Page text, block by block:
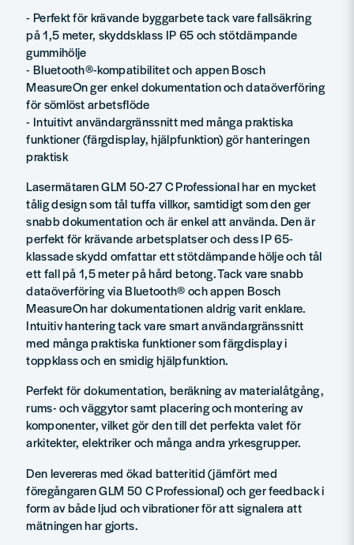
- Perfekt för krävande byggarbete tack vare fallsäkring
på 1,5 meter, skyddsklass IP 65 och stötdämpande
gummihölje
- Bluetooth®-kompatibilitet och appen Bosch
MeasureOn ger enkel dokumentation och dataöverföring
för sömlöst arbetsflöde
- Intuitivt användargränssnitt med många praktiska
funktioner (färgdisplay, hjälpfunktion) gör hanteringen
praktisk
Lasermätaren GLM 50-27 C Professional har en mycket
tålig design som tål tuffa villkor, samtidigt som den ger
snabb dokumentation och är enkel att använda. Den är
perfekt för krävande arbetsplatser och dess IP 65-
klassade skydd omfattar ett stötdämpande hölje och tål
ett fall på 1,5 meter på hård betong. Tack vare snabb
dataöverföring via Bluetooth® och appen Bosch
MeasureOn har dokumentationen aldrig varit enklare.
Intuitiv hantering tack vare smart användargränssnitt
med många praktiska funktioner som färgdisplay i
toppklass och en smidig hjälpfunktion.
Perfekt för dokumentation, beräkning av materialåtgång,
rums- och väggytor samt placering och montering av
komponenter, vilket gör den till det perfekta valet för
arkitekter, elektriker och många andra yrkesgrupper.
Den levereras med ökad batteritid (jämfört med
föregångaren GLM 50 C Professional) och ger feedback i
form av både ljud och vibrationer för att signalera att
mätningen har gjorts.